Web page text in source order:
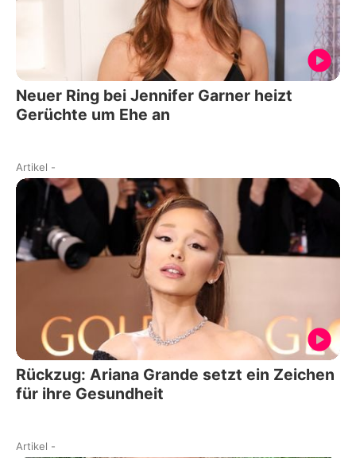
Neuer Ring bei Jennifer Garner heizt
Gerüchte um Ehe an
Artikel -
Rückzug: Ariana Grande setzt ein Zeichen
für ihre Gesundheit
Artikel -